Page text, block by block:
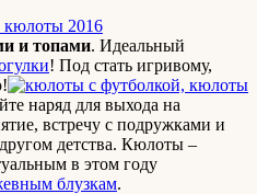
и топами. Идеальный
! Под стать игривому,
наряд для выхода на
встречу с подружками и
детства. Кюлоты –
в этом году
блузкам.